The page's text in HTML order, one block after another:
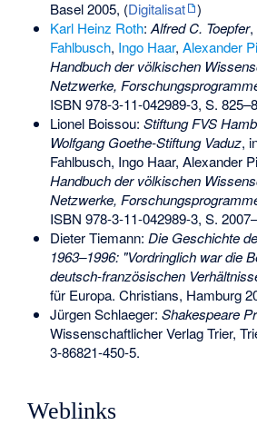
Basel 2005, (Digitalisat
)
Karl Heinz Roth: Alfred C. Toepfer,
Fahlbusch, Ingo Haar, Alexander
Handbuch der völkischen
Netzwerke,
ISBN 978-3-11-042989-3, S.
Lionel Boissou: Stiftung FVS
Wolfgang Goethe-Stiftung Vaduz,
Fahlbusch, Ingo Haar, Alexander
Handbuch der völkischen
Netzwerke,
ISBN 978-3-11-042989-3, S.
Dieter Tiemann: Die Geschichte
1963–1996: "Vordringlich war die
deutsch-französischen
für Europa. Christians, Hamburg
Jürgen Schlaeger: Shakespeare
Wissenschaftlicher Verlag Trier,
3-86821-450-5.
Weblinks